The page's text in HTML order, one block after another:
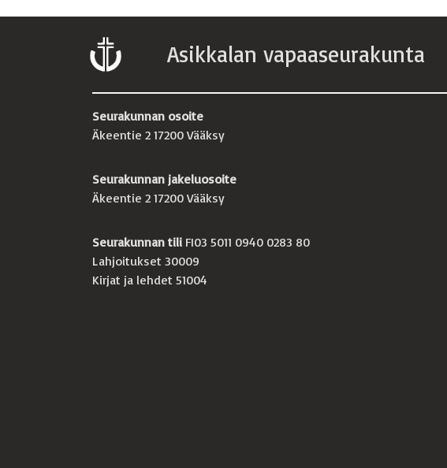
Asikkalan vapaaseurakunta
Seurakunnan osoite
Äkeentie 2 17200 Vääksy
Seurakunnan jakeluosoite
Äkeentie 2 17200 Vääksy
Seurakunnan tili FI03 5011 0940 0283 80
Lahjoitukset 30009
Kirjat ja lehdet 51004